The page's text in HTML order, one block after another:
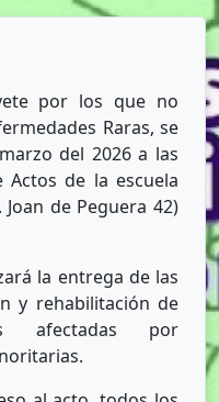
por los que no
Raras, se
del 2026 a las
Actos de la escuela
de Peguera 42)
la entrega de las
y rehabilitación de
afectadas por